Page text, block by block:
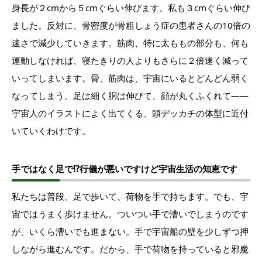
身長が２cmから５cmぐらい伸びます。私も３cmぐらい伸び
ました。反対に、骨密度が骨粗しょう症の患者さんの10倍の
速さで減少していきます。筋肉、特に太ももの部分も、何も
運動しなければ、寝たきりの人よりもさらに２倍速く減って
いってしまいます。骨、筋肉は、宇宙にいるとどんどん弱く
なってしまう。足は細く胴は伸びて、顔が丸くふくれて――
宇宙人のイラストによく出てくる、頭デッカチの体型に近付
いていくわけです。
手ではなく足で!?行儀が悪いですけど宇宙生活の知恵です
私たちは普段、足で歩いて、荷物を手で持ちます。でも、宇
宙ではうまく歩けません。ついつい手で漕いでしまうのです
が、いくら漕いでも進まない。手で宇宙船の壁を少しずつ押
しながら進むんです。だから、手で荷物を持っていると邪魔